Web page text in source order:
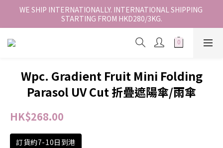
香港地區全店免運。免運費適用於香港順豐站、營業點或智能櫃取
件。
WE SHIP INTERNATIONALLY. INTERNATIONAL SHIPPING
STARTING FROM HKD280/3KG.
香港地區全店免運。免運費適用於香港順豐站、營業點或智能櫃取
Wpc. Gradient Fruit Mini Folding
Parasol UV Cut 折疊遮陽傘/雨傘
HK$268.00
訂貨約7-10日到港